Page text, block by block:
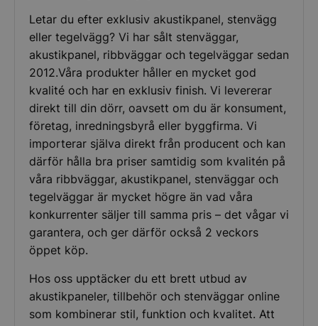
Letar du efter exklusiv akustikpanel, stenvägg
eller tegelvägg? Vi har sålt stenväggar,
akustikpanel, ribbväggar och tegelväggar sedan
2012.Våra produkter håller en mycket god
kvalité och har en exklusiv finish. Vi levererar
direkt till din dörr, oavsett om du är konsument,
företag, inredningsbyrå eller byggfirma. Vi
importerar själva direkt från producent och kan
därför hålla bra priser samtidig som kvalitén på
våra ribbväggar, akustikpanel, stenväggar och
tegelväggar är mycket högre än vad våra
konkurrenter säljer till samma pris – det vågar vi
garantera, och ger därför också 2 veckors
öppet köp.
Hos oss upptäcker du ett brett utbud av
akustikpaneler, tillbehör och stenväggar online
som kombinerar stil, funktion och kvalitet. Att